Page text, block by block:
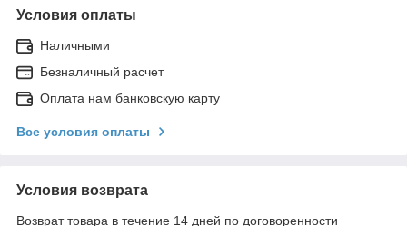
Условия оплаты
Наличными
Безналичный расчет
Оплата нам банковскую карту
Все условия оплаты
Условия возврата
Возврат товара в течение 14 дней по договоренности